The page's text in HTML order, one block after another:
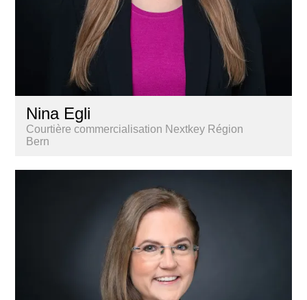
Nina Egli
Courtière commercialisation Nextkey Région
Bern